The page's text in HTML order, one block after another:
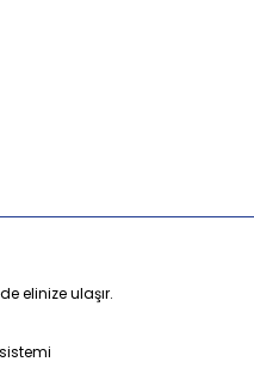
elinize ulaşır.